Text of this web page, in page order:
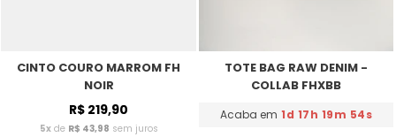
CINTO COURO MARROM FH
NOIR
R$ 219,90
5xde R$ 43,98 sem juros
TOTE BAG RAW DENIM -
COLLAB FHXBB
Acaba em 1d 17h 19m 54s